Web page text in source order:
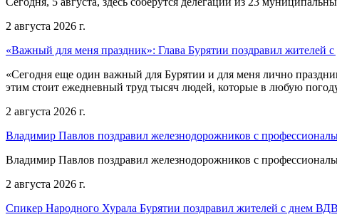
2 августа 2026 г.
«Важный для меня праздник»: Глава Бурятии поздравил жителей
«Сегодня еще один важный для Бурятии и для меня лично
этим стоит ежедневный труд тысяч людей, которые в любую
2 августа 2026 г.
Владимир Павлов поздравил железнодорожников с
Владимир Павлов поздравил железнодорожников с
2 августа 2026 г.
Спикер Народного Хурала Бурятии поздравил жителей с днем ВДВ